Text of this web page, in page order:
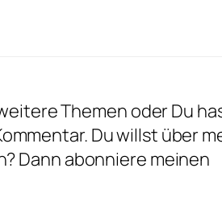
Themen oder Du
Du willst über
Dann abonniere meinen